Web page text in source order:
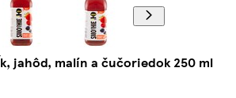
jahôd, malín a čučoriedok 250 ml